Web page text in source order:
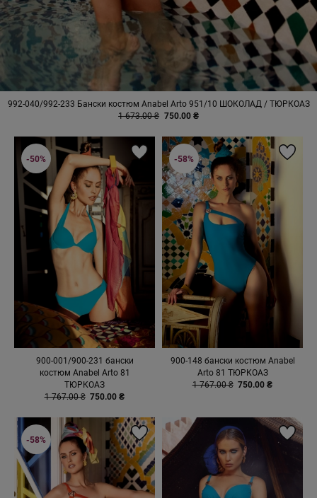
992-040/992-233 Бански костюм Anabel Arto 951/10 ШОКОЛАД / ТЮРКОАЗ
1 673.00 ₴ 750.00 ₴
900-001/900-231 бански
костюм Anabel Arto 81
ТЮРКОАЗ
1 767.00 ₴ 750.00 ₴
-50%
900-148 бански костюм Anabel
Arto 81 ТЮРКОАЗ
1 767.00 ₴ 750.00 ₴
-58%
-58%